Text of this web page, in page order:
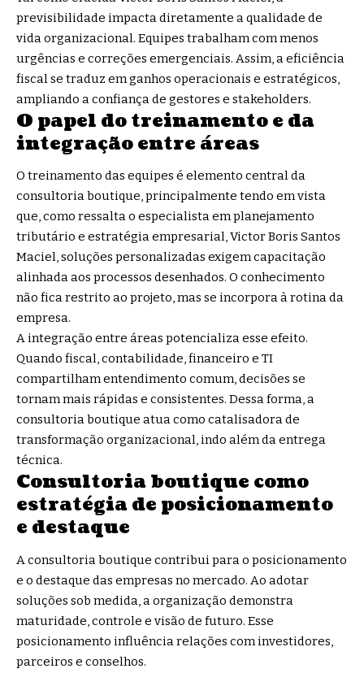
previsibilidade impacta diretamente a qualidade de
vida organizacional. Equipes trabalham com menos
urgências e correções emergenciais. Assim, a eficiência
fiscal se traduz em ganhos operacionais e estratégicos,
ampliando a confiança de gestores e stakeholders.
O papel do treinamento e da
integração entre áreas
O treinamento das equipes é elemento central da
consultoria boutique, principalmente tendo em vista
que, como ressalta o especialista em planejamento
tributário e estratégia empresarial, Victor Boris Santos
Maciel, soluções personalizadas exigem capacitação
alinhada aos processos desenhados. O conhecimento
não fica restrito ao projeto, mas se incorpora à rotina da
empresa.
A integração entre áreas potencializa esse efeito.
Quando fiscal, contabilidade, financeiro e TI
compartilham entendimento comum, decisões se
tornam mais rápidas e consistentes. Dessa forma, a
consultoria boutique atua como catalisadora de
transformação organizacional, indo além da entrega
técnica.
Consultoria boutique como
estratégia de posicionamento
e destaque
A consultoria boutique contribui para o posicionamento
e o destaque das empresas no mercado. Ao adotar
soluções sob medida, a organização demonstra
maturidade, controle e visão de futuro. Esse
posicionamento influência relações com investidores,
parceiros e conselhos.